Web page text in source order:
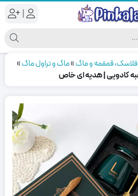
|
فلاسک، قمقمه و ماگ»ماگ و تراول ماگ»